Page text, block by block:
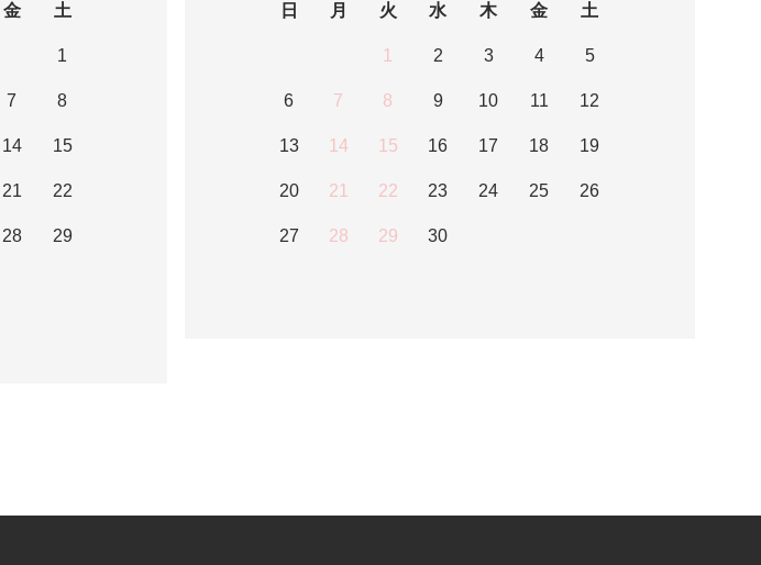
金 土
1
7 8
14 15
21 22
28 29
日
月 火 水 木 金 土
1 2 3 4 5
6 7 8 9 10 11 12
13 14 15 16 17 18 19
20 21 22 23 24 25 26
27 28 29 30